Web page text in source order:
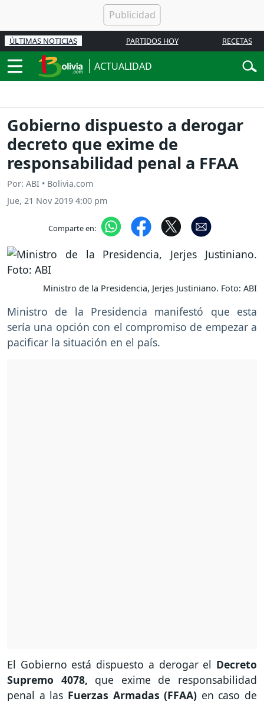
ÚLTIMAS NOTICIAS PARTIDOS HOY RECETAS
ACTUALIDAD
Gobierno dispuesto a derogar
decreto que exime de
responsabilidad penal a FFAA
Por: ABI • Bolivia.com
Jue, 21 Nov 2019 4:00 pm
Comparte en:
Ministro de la Presidencia, Jerjes Justiniano. Foto: ABI
Ministro de la Presidencia manifestó que esta
sería una opción con el compromiso de empezar a
pacificar la situación en el país.
El Gobierno está dispuesto a derogar el Decreto
Supremo 4078, que exime de responsabilidad
penal a las Fuerzas Armadas (FFAA) en caso de